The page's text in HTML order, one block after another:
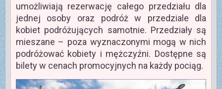
umożliwiają rezerwację całego przedziału dla
jednej osoby oraz podróż w przedziale dla
kobiet podróżujących samotnie. Przedziały są
mieszane – poza wyznaczonymi mogą w nich
podróżować kobiety i mężczyźni. Dostępne są
bilety w cenach promocyjnych na każdy pociąg.